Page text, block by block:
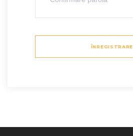
ÎNREGISTRARE